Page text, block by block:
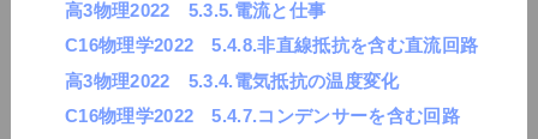
高3物理2022 5.3.5.電流と仕事
C16物理学2022 5.4.8.非直線抵抗を含む直流回路
高3物理2022 5.3.4.電気抵抗の温度変化
C16物理学2022 5.4.7.コンデンサーを含む回路